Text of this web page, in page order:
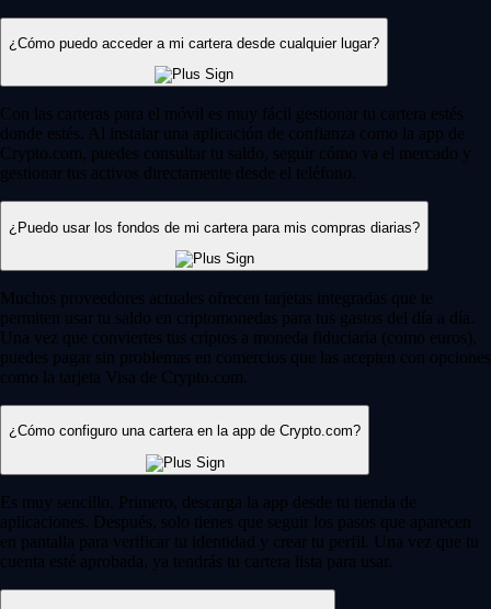
¿Cómo puedo acceder a mi cartera desde cualquier lugar?
Con las carteras para el móvil es muy fácil gestionar tu cartera estés
donde estés. Al instalar una aplicación de confianza como la app de
Crypto.com, puedes consultar tu saldo, seguir cómo va el mercado y
gestionar tus activos directamente desde el teléfono.
¿Puedo usar los fondos de mi cartera para mis compras diarias?
Muchos proveedores actuales ofrecen tarjetas integradas que te
permiten usar tu saldo en criptomonedas para tus gastos del día a día.
Una vez que conviertes tus criptos a moneda fiduciaria (como euros),
puedes pagar sin problemas en comercios que las acepten con opciones
como la tarjeta Visa de Crypto.com.
¿Cómo configuro una cartera en la app de Crypto.com?
Es muy sencillo. Primero, descarga la app desde tu tienda de
aplicaciones. Después, solo tienes que seguir los pasos que aparecen
en pantalla para verificar tu identidad y crear tu perfil. Una vez que tu
cuenta esté aprobada, ya tendrás tu cartera lista para usar.